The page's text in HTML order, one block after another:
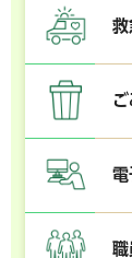
救
電
職